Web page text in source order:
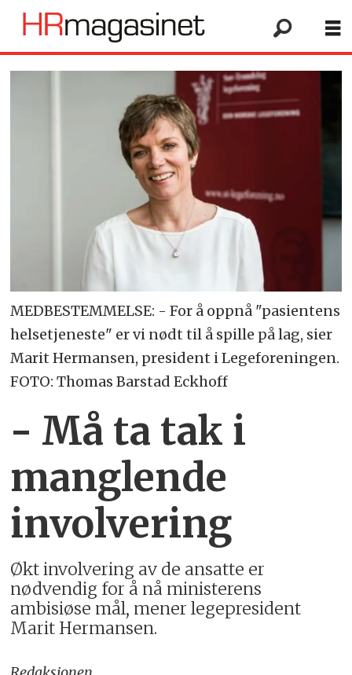
MEDBESTEMMELSE: - For å oppnå "pasientens
helsetjeneste" er vi nødt til å spille på lag, sier
Marit Hermansen, president i Legeforeningen.
FOTO: Thomas Barstad Eckhoff
- Må ta tak i
manglende
involvering
Økt involvering av de ansatte er
nødvendig for å nå ministerens
ambisiøse mål, mener legepresident
Marit Hermansen.